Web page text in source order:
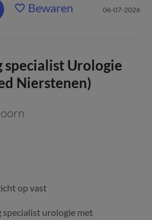
Bewaren 06-07-2026
Urologie
Nierstenen)
op vast
urologie met